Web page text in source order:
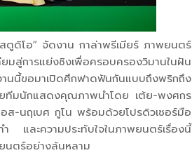
ตูดิโอ” จัดงาน กาล่าพรีเมียร์ ภาพยนตร์
มสู่การแย่งชิงเพื่อครอบครองวิมานในฝัน
นนี้ขอมาเปิดศึกฟาดฟันกันแบบถึงพริกถึง
ยทีมนักแสดงคุณภาพนำโดย เต้ย-พงศกร
-นฤเบศ กูโน พร้อมด้วยโปรดิวเซอร์มือ
ะความประทับใจในภาพยนตร์เรื่องนี้
นตร์อย่างล้นหลาม